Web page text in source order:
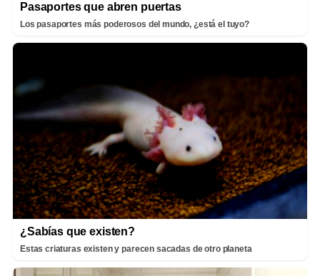
Pasaportes que abren puertas
Los pasaportes más poderosos del mundo, ¿está el tuyo?
¿Sabías que existen?
Estas criaturas existen y parecen sacadas de otro planeta